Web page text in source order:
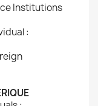
Institutions
: